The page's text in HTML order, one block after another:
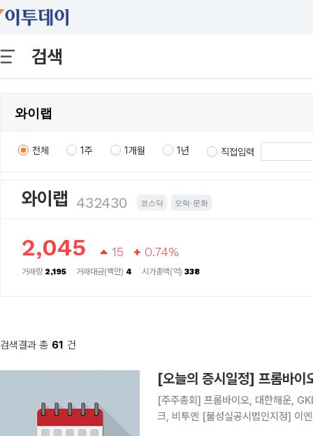
검색
전체 1주 1개월 1년 직접입력
와이랩 432430 코스닥 오락·문화
2,045 15 0.74%
거래량 2,195 거래대금(백만) 4 시가총액(억) 338
검색결과 총 61 건
[오늘의 증시일정] 프롬바이
[주주총회] 프롬바이오, 대한해운,
크, 비투엔 [불성실공시법인지